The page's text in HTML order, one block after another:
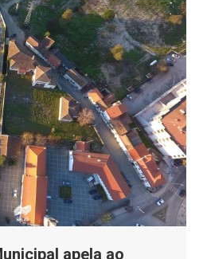
apela ao